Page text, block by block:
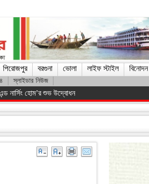
পিরোজপুর বরগুনা ভোলা লাইফ স্টাইল বিনোদন
স্লাইডার নিউজ
বাস খাদে, আহত ১৫